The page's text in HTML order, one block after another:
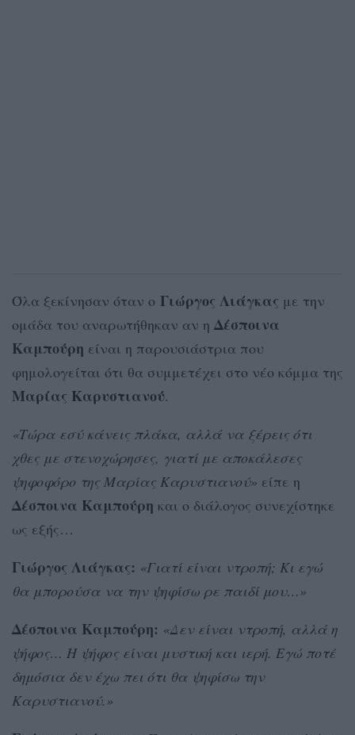
Όλα ξεκίνησαν όταν ο Γιώργος Λιάγκας με την
ομάδα του αναρωτήθηκαν αν η Δέσποινα
Καμπούρη είναι η παρουσιάστρια που
φημολογείται ότι θα συμμετέχει στο νέο κόμμα της
Μαρίας Καρυστιανού.
«Τώρα εσύ κάνεις πλάκα, αλλά να ξέρεις ότι
χθες με στενοχώρησες, γιατί με αποκάλεσες
ψηφοφόρο της Μαρίας Καρυστιανού» είπε η
Δέσποινα Καμπούρη και ο διάλογος συνεχίστηκε
ως εξής…
Γιώργος Λιάγκας: «Γιατί είναι ντροπή; Κι εγώ
θα μπορούσα να την ψηφίσω ρε παιδί μου…»
Δέσποινα Καμπούρη: «Δεν είναι ντροπή, αλλά η
ψήφος… Η ψήφος είναι μυστική και ιερή. Εγώ ποτέ
δημόσια δεν έχω πει ότι θα ψηφίσω την
Καρυστιανού.»